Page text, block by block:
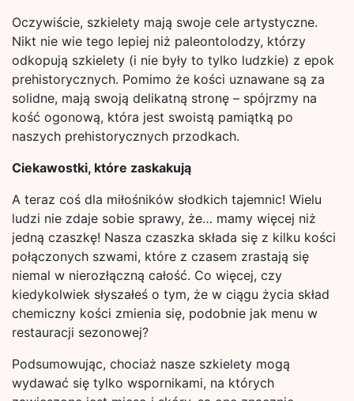
Oczywiście, szkielety mają swoje cele artystyczne.
Nikt nie wie tego lepiej niż paleontolodzy, którzy
odkopują szkielety (i nie były to tylko ludzkie) z epok
prehistorycznych. Pomimo że kości uznawane są za
solidne, mają swoją delikatną stronę – spójrzmy na
kość ogonową, która jest swoistą pamiątką po
naszych prehistorycznych przodkach.
Ciekawostki, które zaskakują
A teraz coś dla miłośników słodkich tajemnic! Wielu
ludzi nie zdaje sobie sprawy, że… mamy więcej niż
jedną czaszkę! Nasza czaszka składa się z kilku kości
połączonych szwami, które z czasem zrastają się
niemal w nierozłączną całość. Co więcej, czy
kiedykolwiek słyszałeś o tym, że w ciągu życia skład
chemiczny kości zmienia się, podobnie jak menu w
restauracji sezonowej?
Podsumowując, chociaż nasze szkielety mogą
wydawać się tylko wspornikami, na których